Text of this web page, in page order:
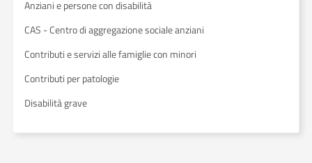
Anziani e persone con disabilità
CAS - Centro di aggregazione sociale anziani
Contributi e servizi alle famiglie con minori
Contributi per patologie
Disabilità grave